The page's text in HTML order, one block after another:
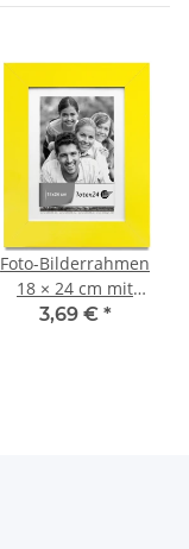
Foto-Bilderrahmen
18 × 24 cm mit
Glasscheibe,
3,69 € *